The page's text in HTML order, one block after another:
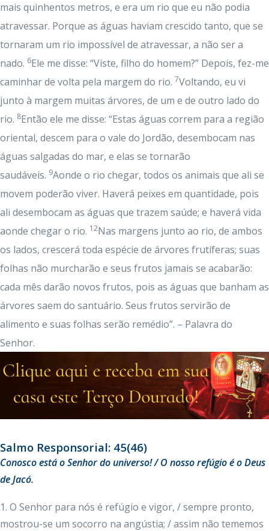
mais quinhentos metros, e era um rio que eu não podia
atravessar. Porque as águas haviam crescido tanto, que se
tornaram um rio impossível de atravessar, a não ser a
nado. 6Ele me disse: “Viste, filho do homem?” Depois, fez-me
caminhar de volta pela margem do rio. 7Voltando, eu vi
junto à margem muitas árvores, de um e de outro lado do
rio. 8Então ele me disse: “Estas águas correm para a região
oriental, descem para o vale do Jordão, desembocam nas
águas salgadas do mar, e elas se tornarão
saudáveis. 9Aonde o rio chegar, todos os animais que ali se
movem poderão viver. Haverá peixes em quantidade, pois
ali desembocam as águas que trazem saúde; e haverá vida
aonde chegar o rio. 12Nas margens junto ao rio, de ambos
os lados, crescerá toda espécie de árvores frutíferas; suas
folhas não murcharão e seus frutos jamais se acabarão:
cada mês darão novos frutos, pois as águas que banham as
árvores saem do santuário. Seus frutos servirão de
alimento e suas folhas serão remédio”. – Palavra do
Senhor.
Salmo Responsorial: 45(46)
Conosco está o Senhor do universo! / O nosso refúgio é o Deus
de Jacó.
1. O Senhor para nós é refúgio e vigor, / sempre pronto,
mostrou-se um socorro na angústia; / assim não tememos